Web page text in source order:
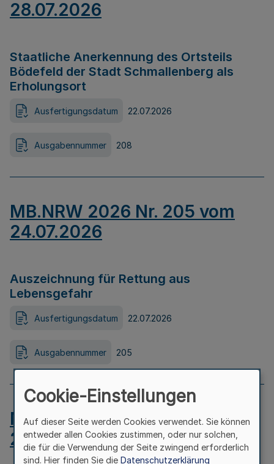
28.07.2026
Staatliche Anerkennung des Ortsteils
Bödefeld der Stadt Schmallenberg als
Erholungsort
Ausfertigungsdatum 22.07.2026
Ausgabennummer 208
MB.NRW 2026 Nr. 205 vom
24.07.2026
Auszeichnung für Rettung aus
Lebensgefahr
Ausfertigungsdatum 22.07.2026
Ausgabennummer 205
MB.NRW 2026 Nr. 204 vom
24.07.2026
Cookie-Einstellungen
Auf dieser Seite werden Cookies verwendet. Sie können
entweder allen Cookies zustimmen, oder nur solchen,
die für die Verwendung der Seite zwingend erforderlich
sind. Hier finden Sie die Datenschutzerklärung